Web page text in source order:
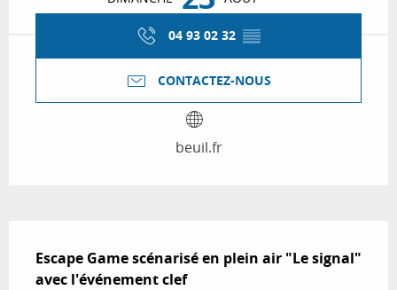
04 93 02 32 ▒▒
CONTACTEZ-NOUS
beuil.fr
Escape Game scénarisé en plein air "Le signal"
avec l'événement clef